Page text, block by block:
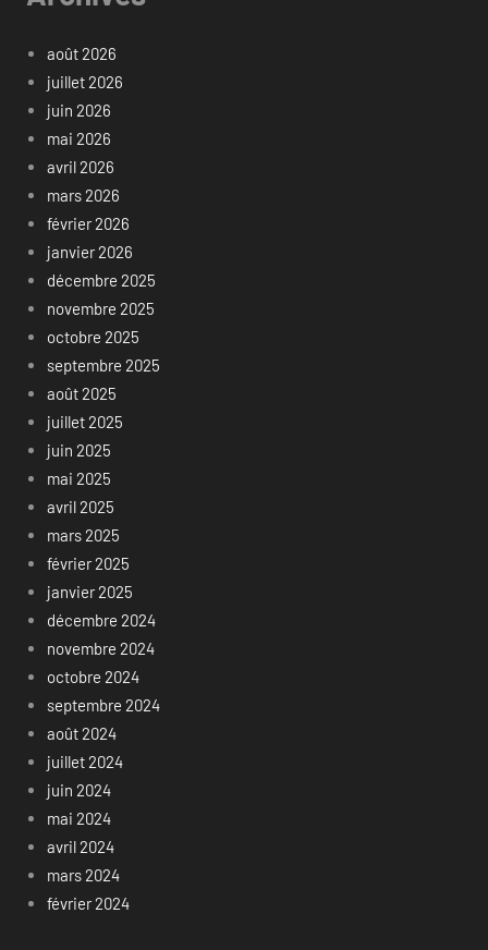
août 2026
juillet 2026
juin 2026
mai 2026
avril 2026
mars 2026
février 2026
janvier 2026
décembre 2025
novembre 2025
octobre 2025
septembre 2025
août 2025
juillet 2025
juin 2025
mai 2025
avril 2025
mars 2025
février 2025
janvier 2025
décembre 2024
novembre 2024
octobre 2024
septembre 2024
août 2024
juillet 2024
juin 2024
mai 2024
avril 2024
mars 2024
février 2024